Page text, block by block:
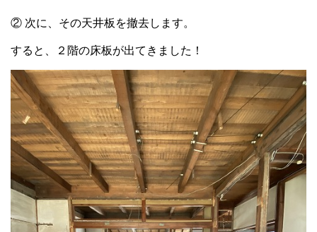
② 次に、その天井板を撤去します。
すると、２階の床板が出てきました！